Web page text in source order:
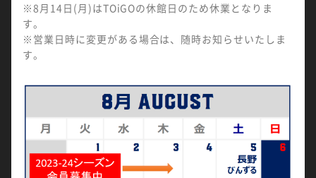
※8月14日(月)はTOiGOの休館日のため休業となりま
す。
※営業日時に変更がある場合は、随時お知らせいたしま
す。